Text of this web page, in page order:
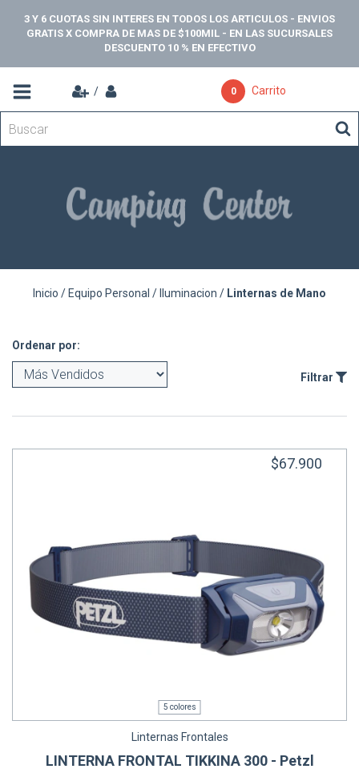
3 Y 6 CUOTAS SIN INTERES EN TODOS LOS ARTICULOS - ENVIOS
GRATIS X COMPRA DE MAS DE $100MIL - EN LAS SUCURSALES
DESCUENTO 10 % EN EFECTIVO
/ 0 Carrito
Inicio / Equipo Personal / Iluminacion / Linternas de Mano
Ordenar por:
Filtrar
$67.900
5 colores
Linternas Frontales
LINTERNA FRONTAL TIKKINA 300 - Petzl